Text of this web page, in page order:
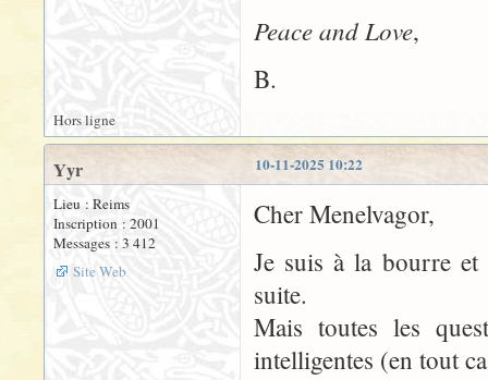
Peace and Love,
B.
Hors ligne
10-11-2025 10:22
Yyr
Lieu : Reims
Inscription : 2001
Messages : 3 412
Site Web
Cher Menelvagor,
Je suis à la bourre et
suite.
Mais toutes les
intelligentes (en tout